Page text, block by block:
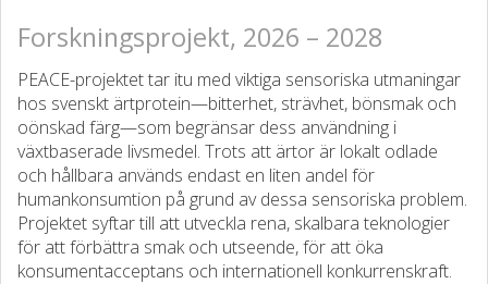
Forskningsprojekt, 2026 – 2028
PEACE-projektet tar itu med viktiga sensoriska utmaningar
hos svenskt ärtprotein—bitterhet, strävhet, bönsmak och
oönskad färg—som begränsar dess användning i
växtbaserade livsmedel. Trots att ärtor är lokalt odlade
och hållbara används endast en liten andel för
humankonsumtion på grund av dessa sensoriska problem.
Projektet syftar till att utveckla rena, skalbara teknologier
för att förbättra smak och utseende, för att öka
konsumentacceptans och internationell konkurrenskraft.